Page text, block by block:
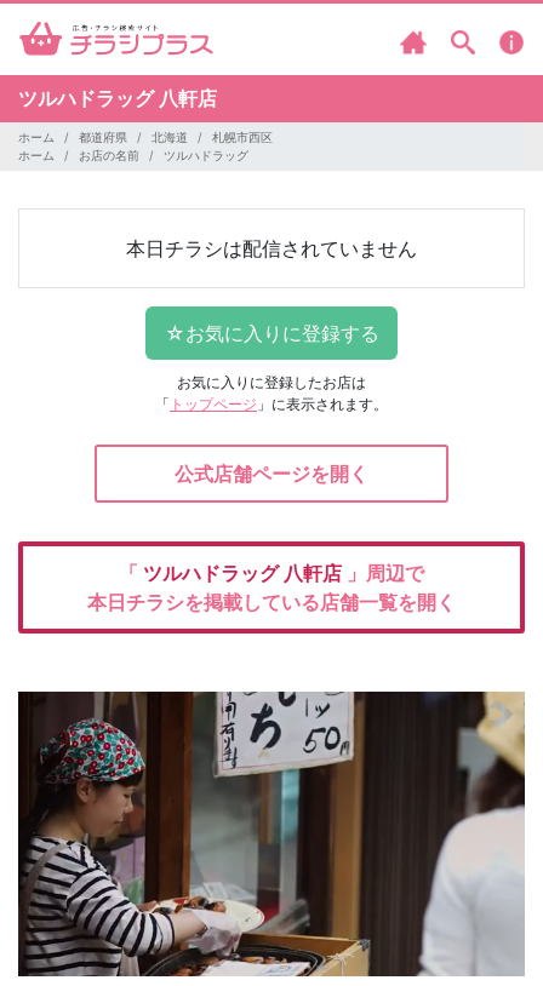
ツルハドラッグ 八軒店
ホーム 都道府県 北海道
札幌市西区
ホーム
お店の名前 ツルハドラッグ
本日チラシは配信されていません
お気に入りに登録したお店は
「 トップページ 」に表示されます。
公式店舗ページを開く
「 ツルハドラッグ 八軒店 」周辺で
本日チラシを掲載している店舗一覧を開く